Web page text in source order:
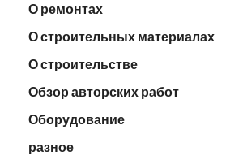
О ремонтах
О строительных материалах
О строительстве
Обзор авторских работ
Оборудование
разное